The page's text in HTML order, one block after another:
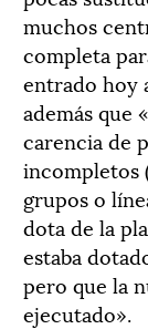
muchos
completa
entrado hoy
además que
carencia de
incompletos
grupos o
dota de la
estaba
pero que la
ejecutado».